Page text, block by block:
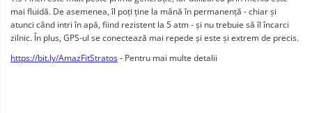
mai fluidă. De asemenea, îl poți ține la mână în permanență - chiar și
atunci când intri în apă, fiind rezistent la 5 atm - și nu trebuie să îl încarci
zilnic. În plus, GPS-ul se conectează mai repede și este și extrem de precis.
https://bit.ly/AmazFitStratos - Pentru mai multe detalii